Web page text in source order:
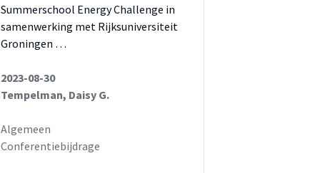
Summerschool Energy Challenge in
samenwerking met Rijksuniversiteit
Groningen …
2023-08-30
Tempelman, Daisy G.
Algemeen
Conferentiebijdrage